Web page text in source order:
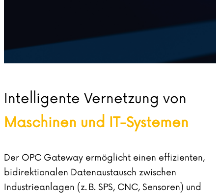
Intelligente Vernetzung von
Maschinen und IT-Systemen
Der OPC Gateway ermöglicht einen effizienten,
bidirektionalen Datenaustausch zwischen
Industrieanlagen (z. B. SPS, CNC, Sensoren) und